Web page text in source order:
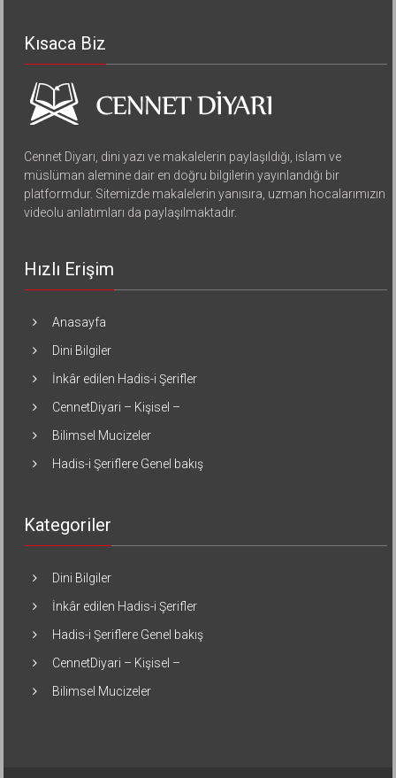
Kısaca Biz
Cennet Diyarı, dini yazı ve makalelerin paylaşıldığı, islam ve
müslüman alemine dair en doğru bilgilerin yayınlandığı bir
platformdur. Sitemizde makalelerin yanısıra, uzman hocalarımızın
videolu anlatımları da paylaşılmaktadır.
Hızlı Erişim
Anasayfa
Dini Bilgiler
İnkâr edilen Hadis-i Şerifler
CennetDiyari – Kişisel –
Bilimsel Mucizeler
Hadis-i Şeriflere Genel bakış
Kategoriler
Dini Bilgiler
İnkâr edilen Hadis-i Şerifler
Hadis-i Şeriflere Genel bakış
CennetDiyari – Kişisel –
Bilimsel Mucizeler